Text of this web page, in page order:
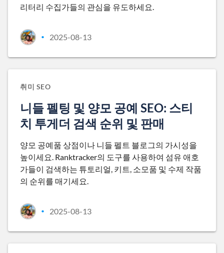
리터리 수집가들의 관심을 유도하세요.
• 2025-08-13
취미 SEO
니들 펠팅 및 양모 공예 SEO: 스티
치 투게더 검색 순위 및 판매
양모 공예품 상점이나 니들 펠트 블로그의 가시성을
높이세요. Ranktracker의 도구를 사용하여 섬유 애호
가들이 검색하는 튜토리얼, 키트, 소모품 및 수제 작품
의 순위를 매기세요.
• 2025-08-13